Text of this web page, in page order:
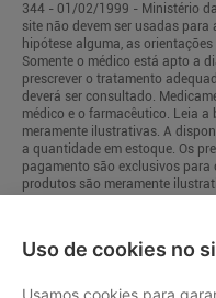
Uso de cookies no
Usamos cookies para
344 - 01/02/1999 - Ministério
site não devem ser usadas
hipótese alguma, as
Somente o médico está apto a
prescrever o tratamento
deverá ser consultado.
médico e o farmacêutico. Leia a
meramente ilustrativas. A
a quantidade em estoque. Os
pagamento são exclusivos
produtos são meramente